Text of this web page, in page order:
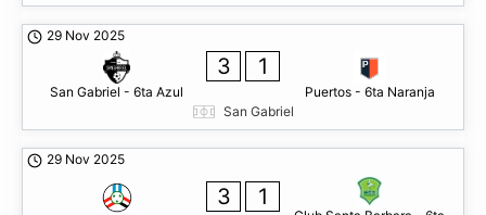
29 Nov 2025
San Gabriel - 6ta Azul
3 1
Puertos - 6ta Naranja
San Gabriel
29 Nov 2025
3 1